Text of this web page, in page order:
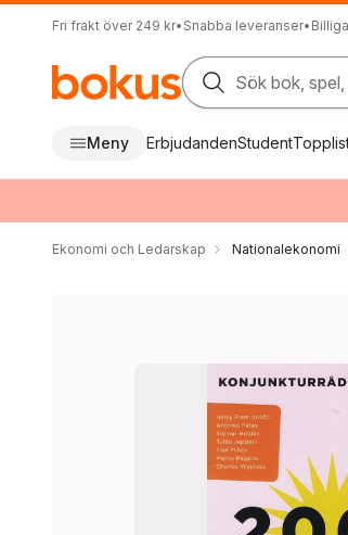
Fri frakt över 249 kr• Snabba leveranser•
Sök bok,
Meny ErbjudandenStudent
Ekonomi och Ledarskap Nationalekonomi